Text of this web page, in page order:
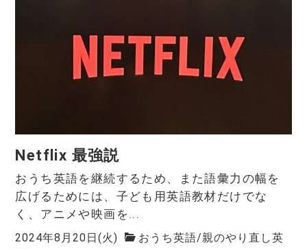
Netflix 最強説
おうち英語を継続するため、また語彙力の幅を
広げるためには、子ども用英語教材だけでな
く、アニメや映画を...
2024年8月20日(火) おうち英語/親のやり直し英